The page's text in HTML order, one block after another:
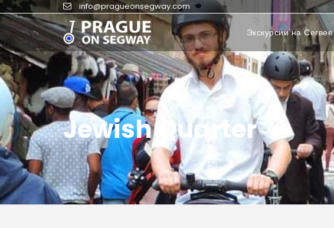
info@pragueonsegway.com
Экскурсии на Сегвее
Jewish Quarter